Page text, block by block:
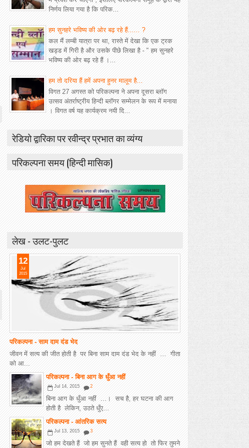
निर्णय लिया गया है कि परिक...
हम सुनहरे भविष्य की ओर बढ़ रहे हैं...... ?
कल मैं लम्बी यात्रा पर था, रास्ते में देखा कि एक ट्रक
खड्ड में गिरी है और उसके पीछे लिखा है - " हम सुनहरे
भविष्य की ओर बढ़ रहे हैं ।...
हम तो दरिया हैं हमें अपना हुनर मालूम है...
विगत 27 अगस्त को परिकल्पना ने अपना दूसरा ब्लॉग
उत्सव अंतर्राष्ट्रीय हिन्दी ब्लॉगर सम्मेलन के रूप में मनाया
। विगत वर्ष यह कार्यक्रम नयी दि...
रेडियो द्वारिका पर रवीन्द्र प्रभात का व्यंग्य
परिकल्पना समय (हिन्दी मासिक)
लेख - उलट-पुलट
परिकल्पना - साम दाम दंड भेद
12
Jul
2015
जीवन में सत्य की जीत होती है पर बिना साम दाम दंड भेद के नहीं … गीता
को आ...
परिकल्पना - बिना आग के धुँआ नहीं
Jul 14, 2015 2
बिना आग के धुँआ नहीं …। सच है, हर घटना की आग
होती है लेकिन, उठते धुँए...
परिकल्पना - आंतरिक सत्य
Jul 13, 2015 3
जो हम देखते हैं जो हम सुनते हैं वही सत्य हो तो फिर तुमने